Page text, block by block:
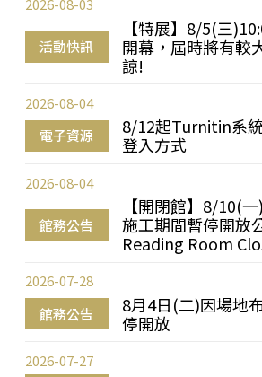
活動快訊
【特展】8/5(三
開幕，屆時將有較
諒!
2026-08-03
電子資源
8/12起Turnitin系
登入方式
2026-08-04
館務公告
【開閉館】8/10(
施工期間暫停開放
Reading Room
2026-08-04
館務公告
8月4日(二)因場地
停開放
2026-07-28
2026-07-27